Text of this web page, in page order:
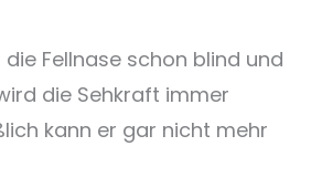
Fellnase schon blind und
die Sehkraft immer
kann er gar nicht mehr